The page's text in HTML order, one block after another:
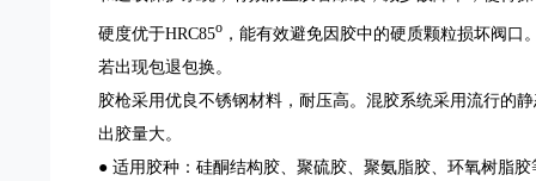
硬度优于HRC85o ，能有效避免因胶中的硬质颗粒损坏阀口
若出现包退包换。
胶枪采用优良不锈钢材料，耐压高。混胶系统采用流行的
出胶量大。
● 适用胶种：硅酮结构胶、聚硫胶、聚氨脂胶、环氧树脂